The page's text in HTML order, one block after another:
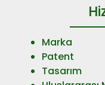
Marka
Patent
Tasarım